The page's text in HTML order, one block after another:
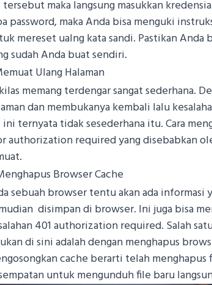
tersebut maka langsung masukkan
password, maka Anda bisa menguki
mereset ualng kata sandi. Pastikan Anda
sudah Anda buat sendiri.
Ulang Halaman
memang terdengar sangat sederhana.
dan membukanya kembali lalu
ini ternyata tidak sesederhana itu. Cara
authorization required yang disebabkan
Browser Cache
sebuah browser tentu akan ada informasi
disimpan di browser. Ini juga bisa
401 authorization required. Salah
di sini adalah dengan menghapus
cache berarti telah
untuk mengunduh file baru